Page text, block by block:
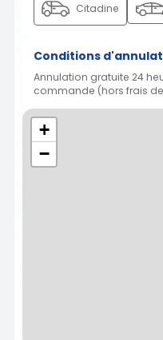
Citadine
Conditions
Annulation gratuite 24
commande (hors frais
+
−